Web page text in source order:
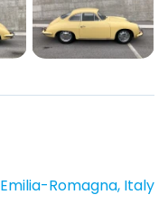
Emilia-Romagna, Italy